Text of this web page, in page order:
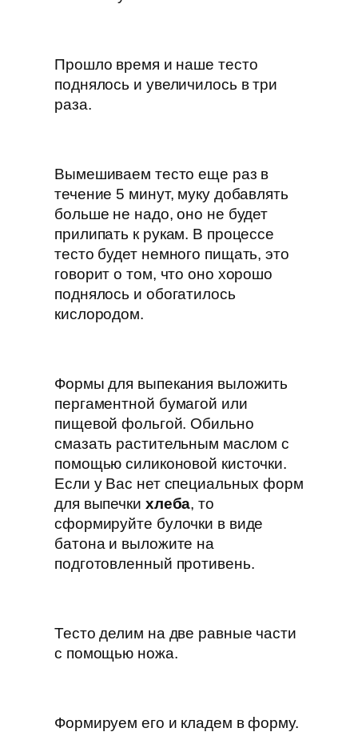
Прошло время и наше тесто
поднялось и увеличилось в три
раза.
Вымешиваем тесто еще раз в
течение 5 минут, муку добавлять
больше не надо, оно не будет
прилипать к рукам. В процессе
тесто будет немного пищать, это
говорит о том, что оно хорошо
поднялось и обогатилось
кислородом.
Формы для выпекания выложить
пергаментной бумагой или
пищевой фольгой. Обильно
смазать растительным маслом с
помощью силиконовой кисточки.
Если у Вас нет специальных форм
для выпечки хлеба, то
сформируйте булочки в виде
батона и выложите на
подготовленный противень.
Тесто делим на две равные части
с помощью ножа.
Формируем его и кладем в форму.